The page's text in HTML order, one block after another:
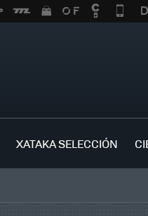
XATAKA SELECCIÓN